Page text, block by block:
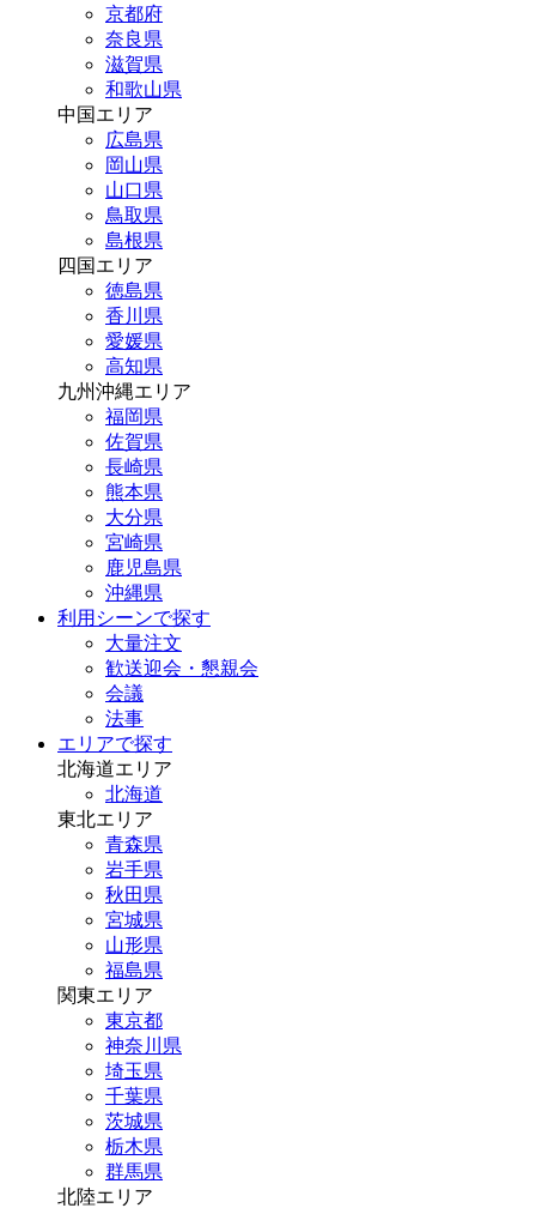
京都府
奈良県
滋賀県
和歌山県
中国エリア
広島県
岡山県
山口県
鳥取県
島根県
四国エリア
徳島県
香川県
愛媛県
高知県
九州沖縄エリア
福岡県
佐賀県
長崎県
熊本県
大分県
宮崎県
鹿児島県
沖縄県
利用シーンで探す
大量注文
歓送迎会・懇親会
会議
法事
エリアで探す
北海道エリア
北海道
東北エリア
青森県
岩手県
秋田県
宮城県
山形県
福島県
関東エリア
東京都
神奈川県
埼玉県
千葉県
茨城県
栃木県
群馬県
北陸エリア